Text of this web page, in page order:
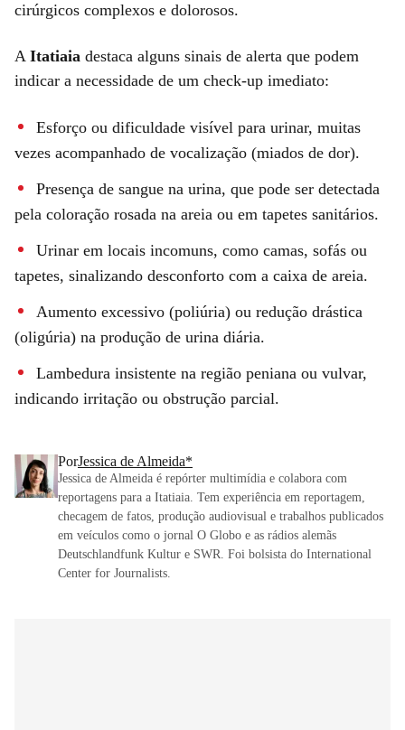
cirúrgicos complexos e dolorosos.
A Itatiaia destaca alguns sinais de alerta que podem
indicar a necessidade de um check-up imediato:
Esforço ou dificuldade visível para urinar, muitas
vezes acompanhado de vocalização (miados de dor).
Presença de sangue na urina, que pode ser detectada
pela coloração rosada na areia ou em tapetes sanitários.
Urinar em locais incomuns, como camas, sofás ou
tapetes, sinalizando desconforto com a caixa de areia.
Aumento excessivo (poliúria) ou redução drástica
(oligúria) na produção de urina diária.
Lambedura insistente na região peniana ou vulvar,
indicando irritação ou obstrução parcial.
PorJessica de Almeida*
Jessica de Almeida é repórter multimídia e colabora com
reportagens para a Itatiaia. Tem experiência em reportagem,
checagem de fatos, produção audiovisual e trabalhos publicados
em veículos como o jornal O Globo e as rádios alemãs
Deutschlandfunk Kultur e SWR. Foi bolsista do International
Center for Journalists.